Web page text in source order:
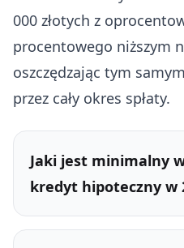
000 złotych z
procentowego niższym
oszczędzając tym
przez cały okres spłaty.
Jaki jest minimalny
kredyt hipoteczny w